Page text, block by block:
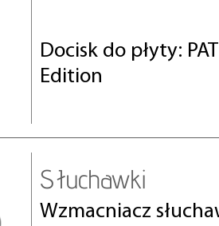
Docisk do płyty:
Edition
Słuchawki
Wzmacniacz